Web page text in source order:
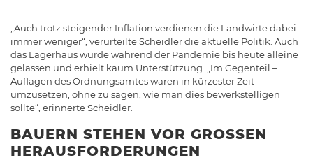
„Auch trotz steigender Inflation verdienen die Landwirte dabei
immer weniger“, verurteilte Scheidler die aktuelle Politik. Auch
das Lagerhaus wurde während der Pandemie bis heute alleine
gelassen und erhielt kaum Unterstützung. „Im Gegenteil –
Auflagen des Ordnungsamtes waren in kürzester Zeit
umzusetzen, ohne zu sagen, wie man dies bewerkstelligen
sollte“, erinnerte Scheidler.
BAUERN STEHEN VOR GROSSEN H
ERAUSFORDERUNGEN